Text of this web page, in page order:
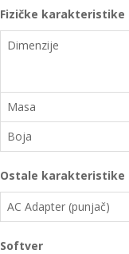
Fizičke karakteristike
Dimenzije
Masa
Boja
Ostale karakteristike
AC Adapter (punjač)
Softver